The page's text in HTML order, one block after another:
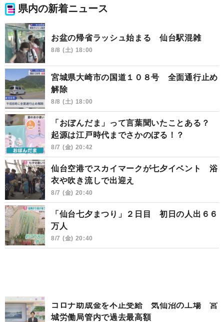
県内の新着ニュース
お盆の帰省ラッシュ始まる 仙台駅混雑
8/8 (土) 18:00
宮城県大崎市の国道１０８号 全面通行止め
解除
8/8 (土) 18:00
「おぼんだま」って言葉聞いたことある？
起源は江戸時代までさかのぼる！？
8/7 (金) 20:42
仙台空港でスカイマークが七夕イベント 浴
衣や吹き流しで出迎え
8/7 (金) 20:40
「仙台七夕まつり」２日目 初日の人出６６
万人
8/7 (金) 20:40
コロナ助成金を不正受給 気仙沼の工場 宮
城労働局管内で過去最高額